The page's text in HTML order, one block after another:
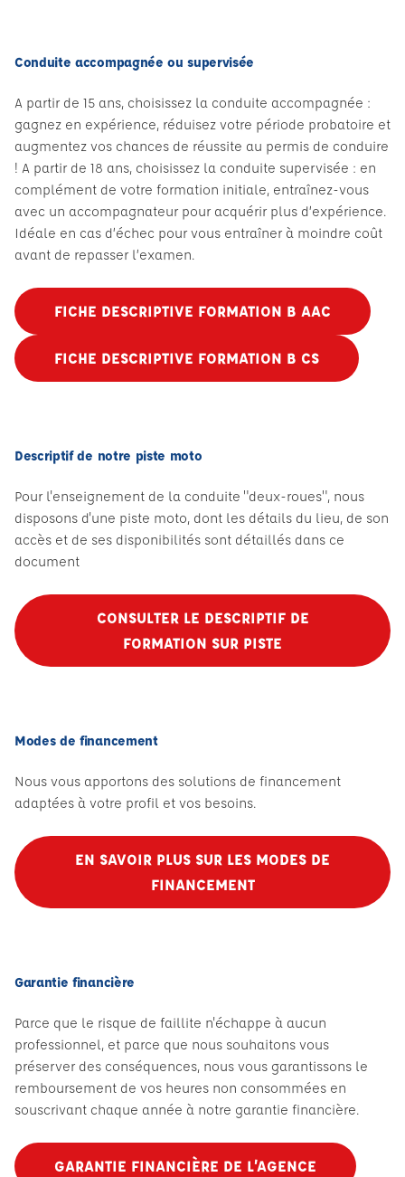
Conduite accompagnée ou supervisée
A partir de 15 ans, choisissez la conduite accompagnée :
gagnez en expérience, réduisez votre période probatoire et
augmentez vos chances de réussite au permis de conduire
! A partir de 18 ans, choisissez la conduite supervisée : en
complément de votre formation initiale, entraînez-vous
avec un accompagnateur pour acquérir plus d’expérience.
Idéale en cas d’échec pour vous entraîner à moindre coût
avant de repasser l’examen.
FICHE DESCRIPTIVE FORMATION B AAC
FICHE DESCRIPTIVE FORMATION B CS
Descriptif de notre piste moto
Pour l'enseignement de la conduite "deux-roues", nous
disposons d'une piste moto, dont les détails du lieu, de son
accès et de ses disponibilités sont détaillés dans ce
document
CONSULTER LE DESCRIPTIF DE
FORMATION SUR PISTE
Modes de financement
Nous vous apportons des solutions de financement
adaptées à votre profil et vos besoins.
EN SAVOIR PLUS SUR LES MODES DE
FINANCEMENT
Garantie financière
Parce que le risque de faillite n'échappe à aucun
professionnel, et parce que nous souhaitons vous
préserver des conséquences, nous vous garantissons le
remboursement de vos heures non consommées en
souscrivant chaque année à notre garantie financière.
GARANTIE FINANCIÈRE DE L’AGENCE